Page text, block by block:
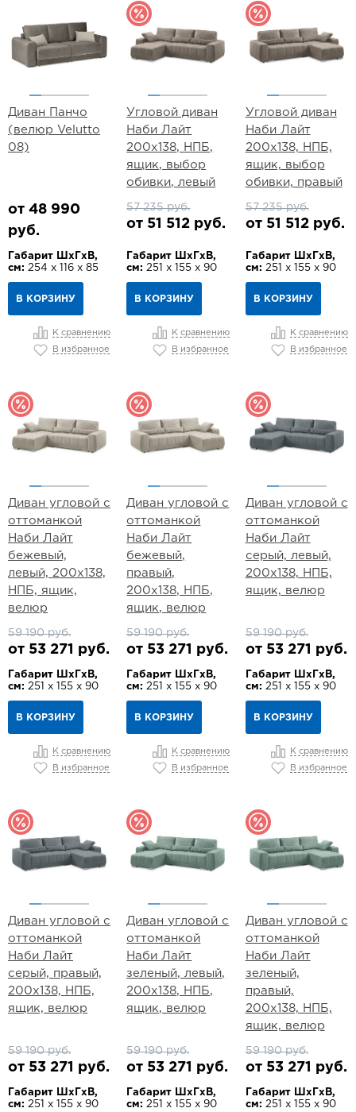
Диван Панчо
(велюр Velutto
08)
от 48 990
руб.
Габарит ШхГхВ,
см: 254 х 116 х 85
В КОРЗИНУ
К сравнению
В избранное
Угловой диван
Наби Лайт
200х138, НПБ,
ящик, выбор
обивки, левый
57 235 руб.
от 51 512 руб.
Габарит ШхГхВ,
см: 251 х 155 х 90
В КОРЗИНУ
К сравнению
В избранное
Угловой диван
Наби Лайт
200х138, НПБ,
ящик, выбор
обивки, правый
57 235 руб.
от 51 512 руб.
Габарит ШхГхВ,
см: 251 х 155 х 90
В КОРЗИНУ
К сравнению
В избранное
Диван угловой с
оттоманкой
Наби Лайт
бежевый,
левый, 200х138,
НПБ, ящик,
велюр
59 190 руб.
от 53 271 руб.
Габарит ШхГхВ,
см: 251 х 155 х 90
В КОРЗИНУ
К сравнению
В избранное
Диван угловой с
оттоманкой
Наби Лайт
бежевый,
правый,
200х138, НПБ,
ящик, велюр
59 190 руб.
от 53 271 руб.
Габарит ШхГхВ,
см: 251 х 155 х 90
В КОРЗИНУ
К сравнению
В избранное
Диван угловой с
оттоманкой
Наби Лайт
серый, левый,
200х138, НПБ,
ящик, велюр
59 190 руб.
от 53 271 руб.
Габарит ШхГхВ,
см: 251 х 155 х 90
В КОРЗИНУ
К сравнению
В избранное
Диван угловой с
оттоманкой
Наби Лайт
серый, правый,
200х138, НПБ,
ящик, велюр
59 190 руб.
от 53 271 руб.
Габарит ШхГхВ,
см: 251 х 155 х 90
Диван угловой с
оттоманкой
Наби Лайт
зеленый, левый,
200х138, НПБ,
ящик, велюр
59 190 руб.
от 53 271 руб.
Габарит ШхГхВ,
см: 251 х 155 х 90
Диван угловой с
оттоманкой
Наби Лайт
зеленый,
правый,
200х138, НПБ,
ящик, велюр
59 190 руб.
от 53 271 руб.
Габарит ШхГхВ,
см: 251 х 155 х 90